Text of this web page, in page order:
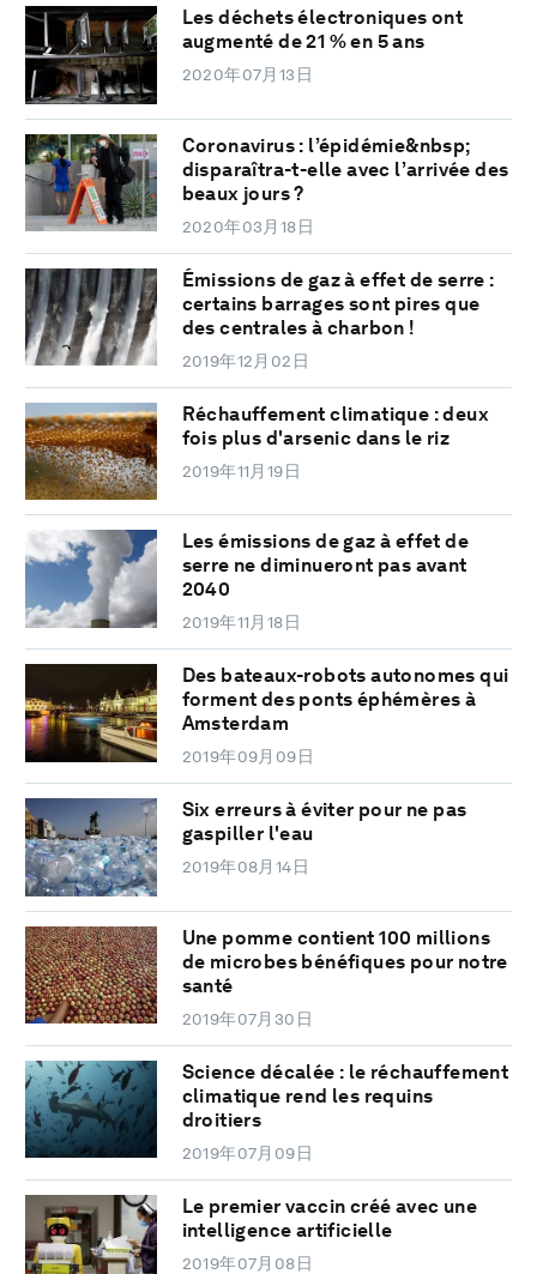
Les déchets électroniques ont
augmenté de 21 % en 5 ans
2020年07月13日
Coronavirus : l’épidémie&nbsp;
disparaîtra-t-elle avec l’arrivée des
beaux jours ?
2020年03月18日
Émissions de gaz à effet de serre :
certains barrages sont pires que
des centrales à charbon !
2019年12月02日
Réchauffement climatique : deux
fois plus d'arsenic dans le riz
2019年11月19日
Les émissions de gaz à effet de
serre ne diminueront pas avant
2040
2019年11月18日
Des bateaux-robots autonomes qui
forment des ponts éphémères à
Amsterdam
2019年09月09日
Six erreurs à éviter pour ne pas
gaspiller l'eau
2019年08月14日
Une pomme contient 100 millions
de microbes bénéfiques pour notre
santé
2019年07月30日
Science décalée : le réchauffement
climatique rend les requins
droitiers
2019年07月09日
Le premier vaccin créé avec une
intelligence artificielle
2019年07月08日